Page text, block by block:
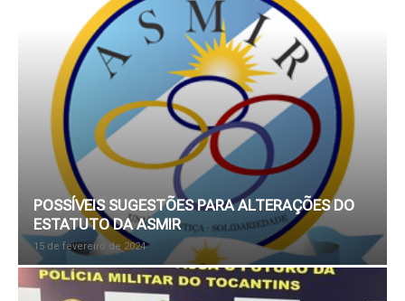
POSSÍVEIS SUGESTÕES PARA ALTERAÇÕES DO
ESTATUTO DA ASMIR
15 de fevereiro de 2024